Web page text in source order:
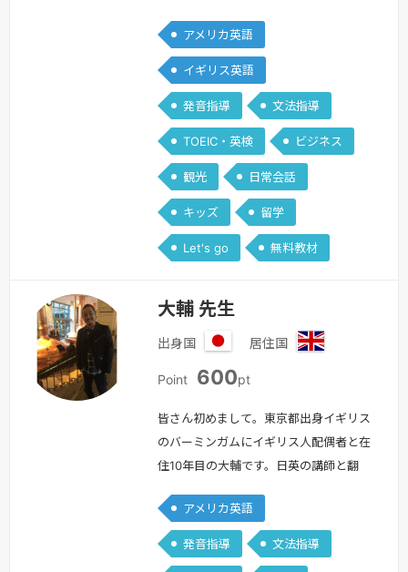
した！ほぼ英語を話せないまま１年間の
留学生活をスタート。最初は皆さんと同
じく、苦労もたくさんしました！そこか
ら高校、大学、社会人になっても英語を
使い続ける生活をしています。★海外経
験、話せる言語★高校留学で１年オース
トラリア香港で３年間就労大学…
を見る »
アメリカ英語
イギリス英語
発音指導 文法指導
TOEIC・英検 ビジネス
観光 日常会話
キッズ 留学
Let's go 無料教材
大輔 先生
出身国
本
居住国
ス
Point 600pt
皆さん初めまして。東京都出身イギリス
のバーミンガムにイギリス人配偶者と在
住10年目の大輔です。日英の講師と翻
ます。宜しくお願い致します！＊親御さ
まへ＊お子様への指導は専門外ですので
何卒宜しくお願い致します。得意分野：
アメリカ英語
発音指導 文法指導